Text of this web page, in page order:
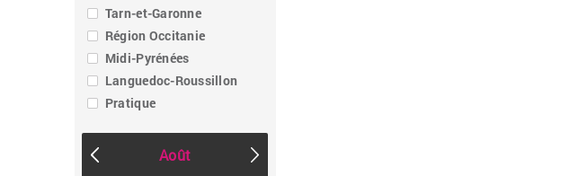
Tarn-et-Garonne
Région Occitanie
Midi-Pyrénées
Languedoc-Roussillon
Pratique
Août